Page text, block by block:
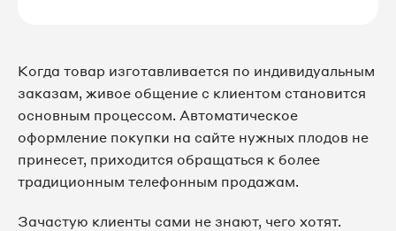
Когда товар изготавливается по индивидуальным
заказам, живое общение с клиентом становится
основным процессом. Автоматическое
оформление покупки на сайте нужных плодов не
принесет, приходится обращаться к более
традиционным телефонным продажам.
Зачастую клиенты сами не знают, чего хотят.